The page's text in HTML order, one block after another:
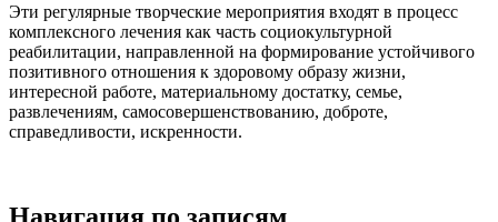
Эти регулярные творческие мероприятия входят в процесс
комплексного лечения как часть социокультурной
реабилитации, направленной на формирование устойчивого
позитивного отношения к здоровому образу жизни,
интересной работе, материальному достатку, семье,
развлечениям, самосовершенствованию, доброте,
справедливости, искренности.
Навигация по записям